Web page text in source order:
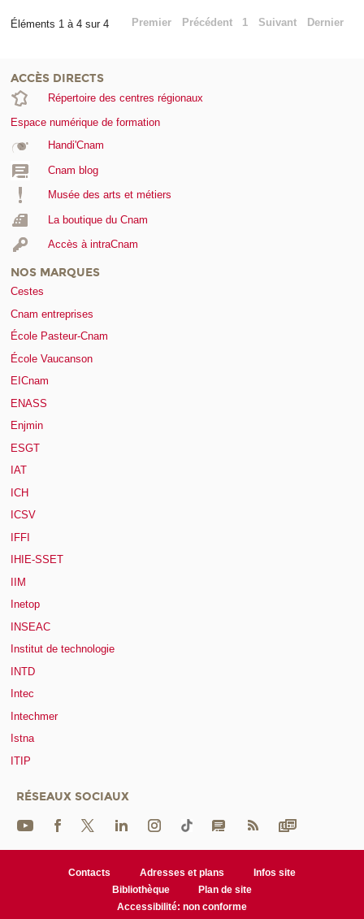
Éléments 1 à 4 sur 4 Premier Précédent 1 Suivant Dernier
ACCÈS DIRECTS
Répertoire des centres régionaux
Espace numérique de formation
Handi'Cnam
Cnam blog
Musée des arts et métiers
La boutique du Cnam
Accès à intraCnam
NOS MARQUES
Cestes
Cnam entreprises
École Pasteur-Cnam
École Vaucanson
EICnam
ENASS
Enjmin
ESGT
IAT
ICH
ICSV
IFFI
IHIE-SSET
IIM
Inetop
INSEAC
Institut de technologie
INTD
Intec
Intechmer
Istna
ITIP
RÉSEAUX SOCIAUX
Contacts Adresses et plans
Infos site
Bibliothèque
Plan de site
Accessibilité: non conforme